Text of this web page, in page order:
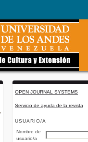
OPEN JOURNAL SYSTEMS
Servicio de ayuda de la revista
USUARIO/A
Nombre de
usuario/a